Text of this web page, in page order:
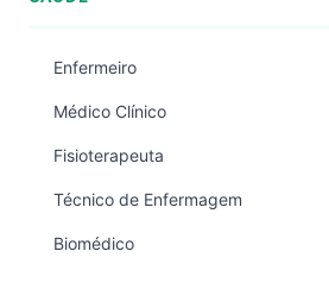
Enfermeiro
Médico Clínico
Fisioterapeuta
Técnico de Enfermagem
Biomédico